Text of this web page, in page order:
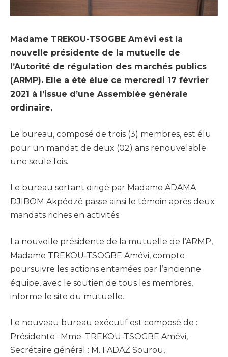
Madame TREKOU-TSOGBE Amévi est la
nouvelle présidente de la mutuelle de
l’Autorité de régulation des marchés publics
(ARMP). Elle a été élue ce mercredi 17 février
2021 à l’issue d’une Assemblée générale
ordinaire.
Le bureau, composé de trois (3) membres, est élu
pour un mandat de deux (02) ans renouvelable
une seule fois.
Le bureau sortant dirigé par Madame ADAMA
DJIBOM Akpédzé passe ainsi le témoin après deux
mandats riches en activités.
La nouvelle présidente de la mutuelle de l’ARMP,
Madame TREKOU-TSOGBE Amévi, compte
poursuivre les actions entamées par l’ancienne
équipe, avec le soutien de tous les membres,
informe le site du mutuelle.
Le nouveau bureau exécutif est composé de :
Présidente : Mme. TREKOU-TSOGBE Amévi,
Secrétaire général : M. FADAZ Sourou,